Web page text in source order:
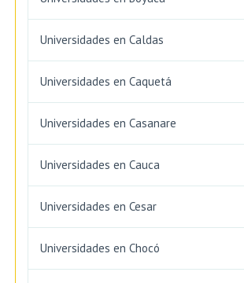
Universidades en Caldas
Universidades en Caquetá
Universidades en Casanare
Universidades en Cauca
Universidades en Cesar
Universidades en Chocó